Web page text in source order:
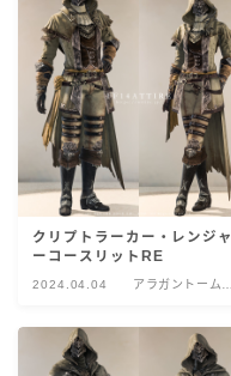
クリプトラーカー・レンジャ
ーコースリットRE
2024.04.04
アラガントームス